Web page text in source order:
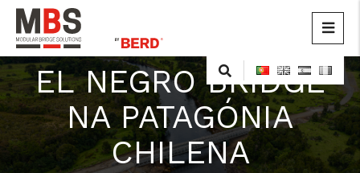
Skip
to
content
MBS
Modular Bridge Solutions
EL NEGRO BRIDGE
NA PATAGÓNIA
CHILENA